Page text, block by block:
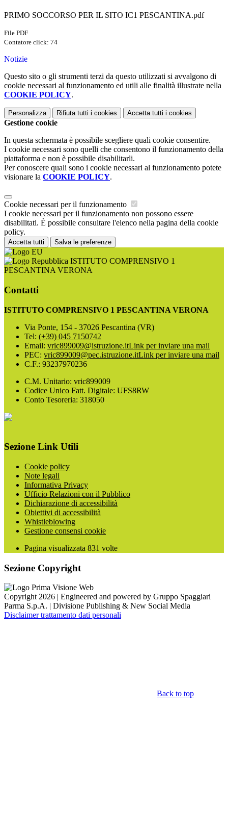
PRIMO SOCCORSO PER IL SITO IC1 PESCANTINA.pdf
File PDF
Contatore click: 74
Notizie
Questo sito o gli strumenti terzi da questo utilizzati si avvalgono di
cookie necessari al funzionamento ed utili alle finalità illustrate nella
COOKIE POLICY.
Personalizza Rifiuta tutti i cookies Accetta tutti i cookies
Gestione cookie
In questa schermata è possibile scegliere quali cookie consentire.
I cookie necessari sono quelli che consentono il funzionamento della
piattaforma e non è possibile disabilitarli.
Per conoscere quali sono i cookie necessari al funzionamento potete
visionare la COOKIE POLICY.
Cookie necessari per il funzionamento
I cookie necessari per il funzionamento non possono essere
disabilitati. È possibile consultare l'elenco nella pagina della cookie
policy.
Accetta tutti Salva le preferenze
ISTITUTO COMPRENSIVO 1
PESCANTINA VERONA
Contatti
ISTITUTO COMPRENSIVO 1 PESCANTINA VERONA
Via Ponte, 154 - 37026 Pescantina (VR)
Tel: (+39) 045 7150742
Email: vric899009@istruzione.itLink per inviare una mail
PEC: vric899009@pec.istruzione.itLink per inviare una mail
C.F.: 93237970236
C.M. Unitario: vric899009
Codice Unico Fatt. Digitale: UFS8RW
Conto Tesoreria: 318050
Sezione Link Utili
Cookie policy
Note legali
Informativa Privacy
Ufficio Relazioni con il Pubblico
Dichiarazione di accessibilità
Obiettivi di accessibilità
Whistleblowing
Gestione consensi cookie
Pagina visualizzata 831 volte
Sezione Copyright
Copyright 2026 | Engineered and powered by Gruppo Spaggiari
Parma S.p.A. | Divisione Publishing & New Social Media
Disclaimer trattamento dati personali
Back to top